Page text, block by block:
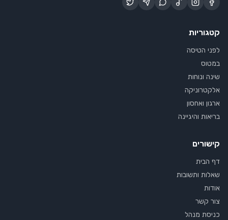
קטגוריות
לפני הטיסה
במטוס
שינה ונוחות
אלקטרוניקה
ארגון ואחסון
בריאות והיגיינה
קישורים
דף הבית
שאלות ותשובות
אודות
צור קשר
כניסת מנהל